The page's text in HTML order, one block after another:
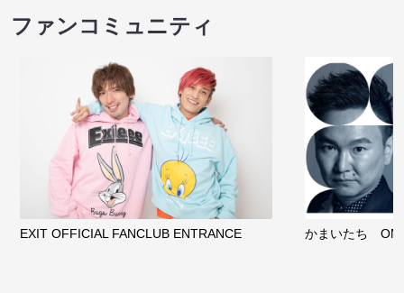
ファンコミュニティ
EXIT OFFICIAL FANCLUB ENTRANCE かまいたち